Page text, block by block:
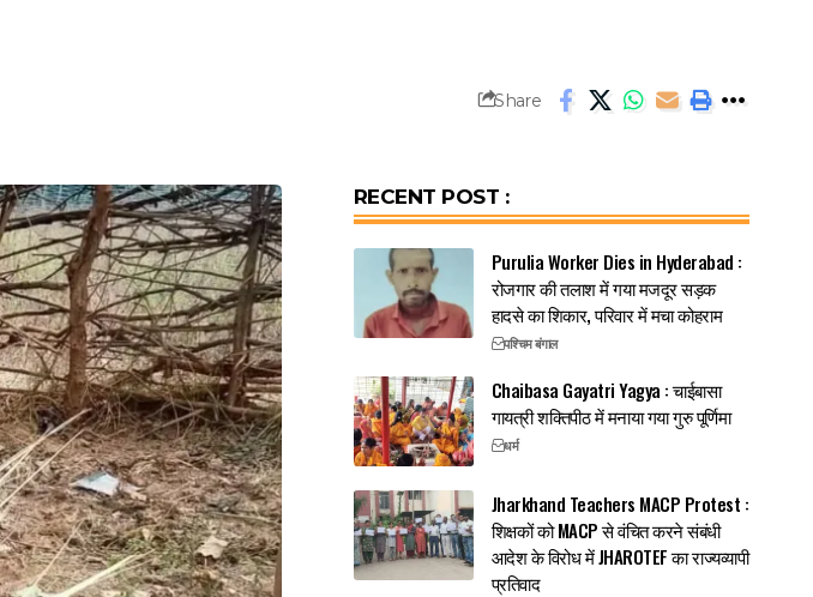
Share
RECENT POST :
Purulia Worker Dies in Hyderabad :
रोजगार की तलाश में गया मजदूर सड़क
हादसे का शिकार, परिवार में मचा कोहराम
पश्चिम बंगाल
Chaibasa Gayatri Yagya : चाईबासा
गायत्री शक्तिपीठ में मनाया गया गुरु पूर्णिमा
धर्म
Jharkhand Teachers MACP Protest :
शिक्षकों को MACP से वंचित करने संबंधी
आदेश के विरोध में JHAROTEF का राज्यव्यापी
प्रतिवाद